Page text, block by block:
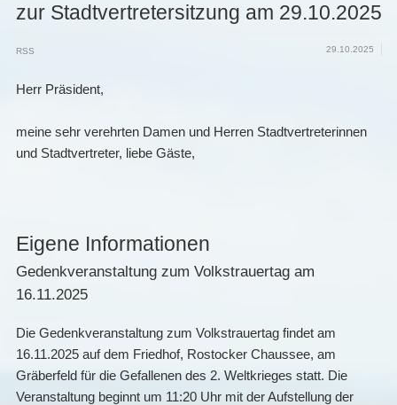
zur Stadtvertretersitzung am 29.10.2025
29.10.2025
RSS
Herr Präsident,
meine sehr verehrten Damen und Herren Stadtvertreterinnen
und Stadtvertreter, liebe Gäste,
Eigene Informationen
Gedenkveranstaltung zum Volkstrauertag am
16.11.2025
Die Gedenkveranstaltung zum Volkstrauertag findet am
16.11.2025 auf dem Friedhof, Rostocker Chaussee, am
Gräberfeld für die Gefallenen des 2. Weltkrieges statt. Die
Veranstaltung beginnt um 11:20 Uhr mit der Aufstellung der